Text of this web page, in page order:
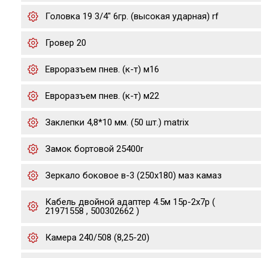
Головка 19 3/4" 6гр. (высокая ударная) rf
Гровер 20
Евроразъем пнев. (к-т) м16
Евроразъем пнев. (к-т) м22
Заклепки 4,8*10 мм. (50 шт.) matrix
Замок бортовой 25400r
Зеркало боковое в-3 (250х180) маз камаз
Кабель двойной адаптер 4.5м 15р-2х7р (
21971558 , 500302662 )
Камера 240/508 (8,25-20)